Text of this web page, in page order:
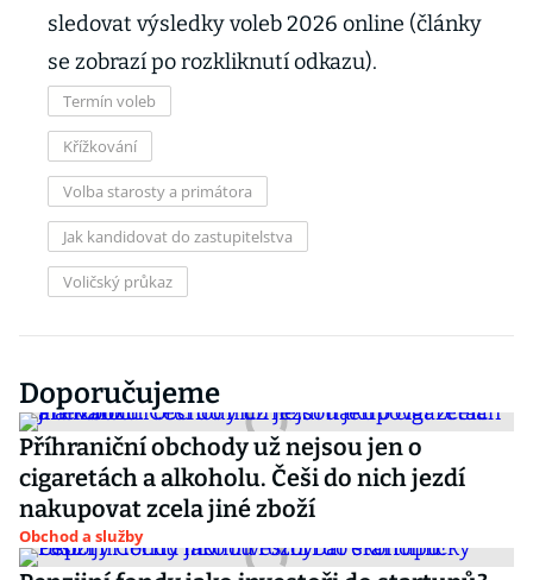
sledovat výsledky voleb 2026 online (články
se zobrazí po rozkliknutí odkazu).
Termín voleb
Křížkování
Volba starosty a primátora
Jak kandidovat do zastupitelstva
Voličský průkaz
Doporučujeme
Příhraniční obchody už nejsou jen o
cigaretách a alkoholu. Češi do nich jezdí
nakupovat zcela jiné zboží
Obchod a služby